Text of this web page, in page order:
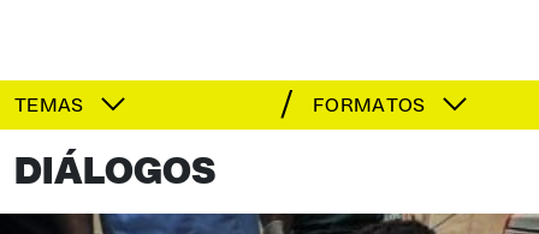
TEMAS FORMATOS
DIÁLOGOS